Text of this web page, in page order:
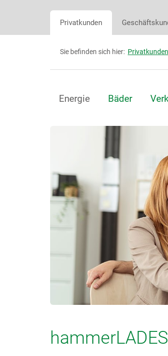
Privatkunden
Sie befinden sich hier: Privatkunden
Energie Bäder